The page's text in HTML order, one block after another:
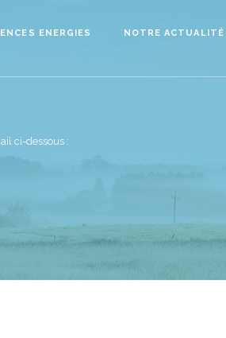
ENERGIES NOTRE ACTUALITÉ
ci-dessous :